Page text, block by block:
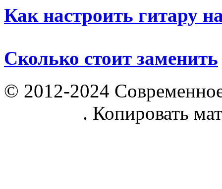
Как настроить гитару
Сколько стоит заменить
© 2012-2024
. Копировать